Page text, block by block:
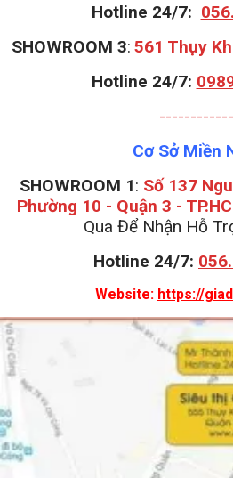
Hotline 24/7:
SHOWROOM 3: 561 Thụy
Hotline 24/7:
Cơ Sở Miền
SHOWROOM 1: Số 137
Phường 10 - Quận 3 -
Qua Để Nhận Hỗ
Hotline 24/7:
Website: https://